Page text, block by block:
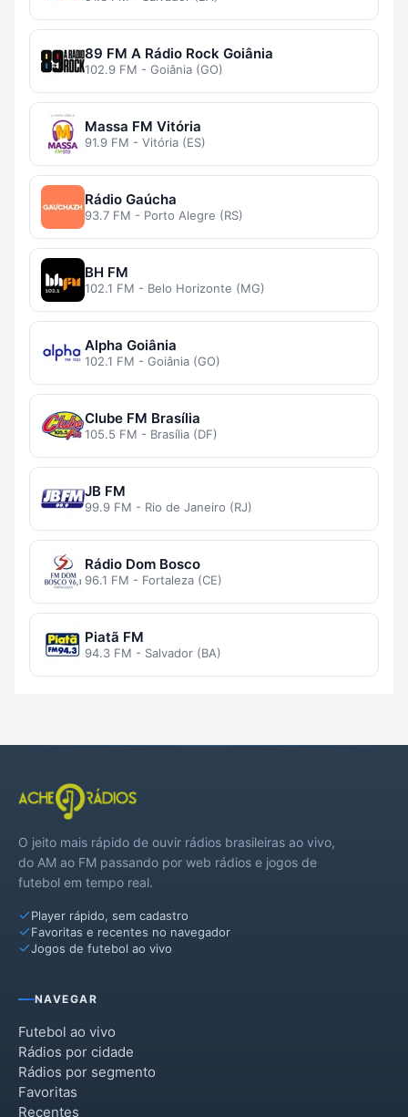
89 FM A Rádio Rock Goiânia
102.9 FM - Goiânia (GO)
Massa FM Vitória
91.9 FM - Vitória (ES)
Rádio Gaúcha
93.7 FM - Porto Alegre (RS)
BH FM
102.1 FM - Belo Horizonte (MG)
Alpha Goiânia
102.1 FM - Goiânia (GO)
Clube FM Brasília
105.5 FM - Brasília (DF)
JB FM
99.9 FM - Rio de Janeiro (RJ)
Rádio Dom Bosco
96.1 FM - Fortaleza (CE)
Piatã FM
94.3 FM - Salvador (BA)
O jeito mais rápido de ouvir rádios brasileiras ao vivo,
do AM ao FM passando por web rádios e jogos de
futebol em tempo real.
Player rápido, sem cadastro
Favoritas e recentes no navegador
Jogos de futebol ao vivo
NAVEGAR
Futebol ao vivo
Rádios por cidade
Rádios por segmento
Favoritas
Recentes